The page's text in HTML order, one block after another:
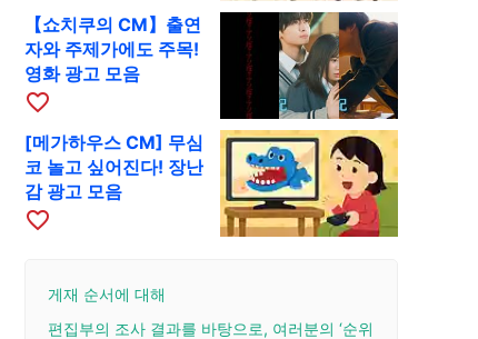
【쇼치쿠의 CM】출연
자와 주제가에도 주목!
영화 광고 모음
favorite_border
[메가하우스 CM] 무심
코 놀고 싶어진다! 장난
감 광고 모음
favorite_border
게재 순서에 대해
편집부의 조사 결과를 바탕으로, 여러분의 ‘순위